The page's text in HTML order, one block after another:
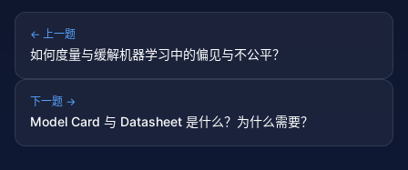
← 上一题
如何度量与缓解机器学习中的偏见与不公平？
下一题 →
Model Card 与 Datasheet 是什么？为什么需要？